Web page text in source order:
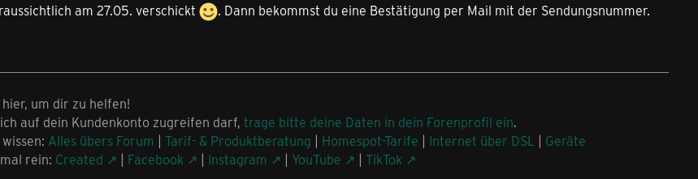
am 27.05. verschickt
. Dann bekommst du eine Bestätigung per Mail mit der Sendungsnummer.
hier, um dir zu helfen!
auf dein Kundenkonto zugreifen darf, trage bitte deine Daten in dein Forenprofil ein.
Alles übers Forum | Tarif- & Produktberatung | Homespot-Tarife | Internet über DSL | Geräte
rein: Created | Facebook | Instagram | YouTube | TikTok